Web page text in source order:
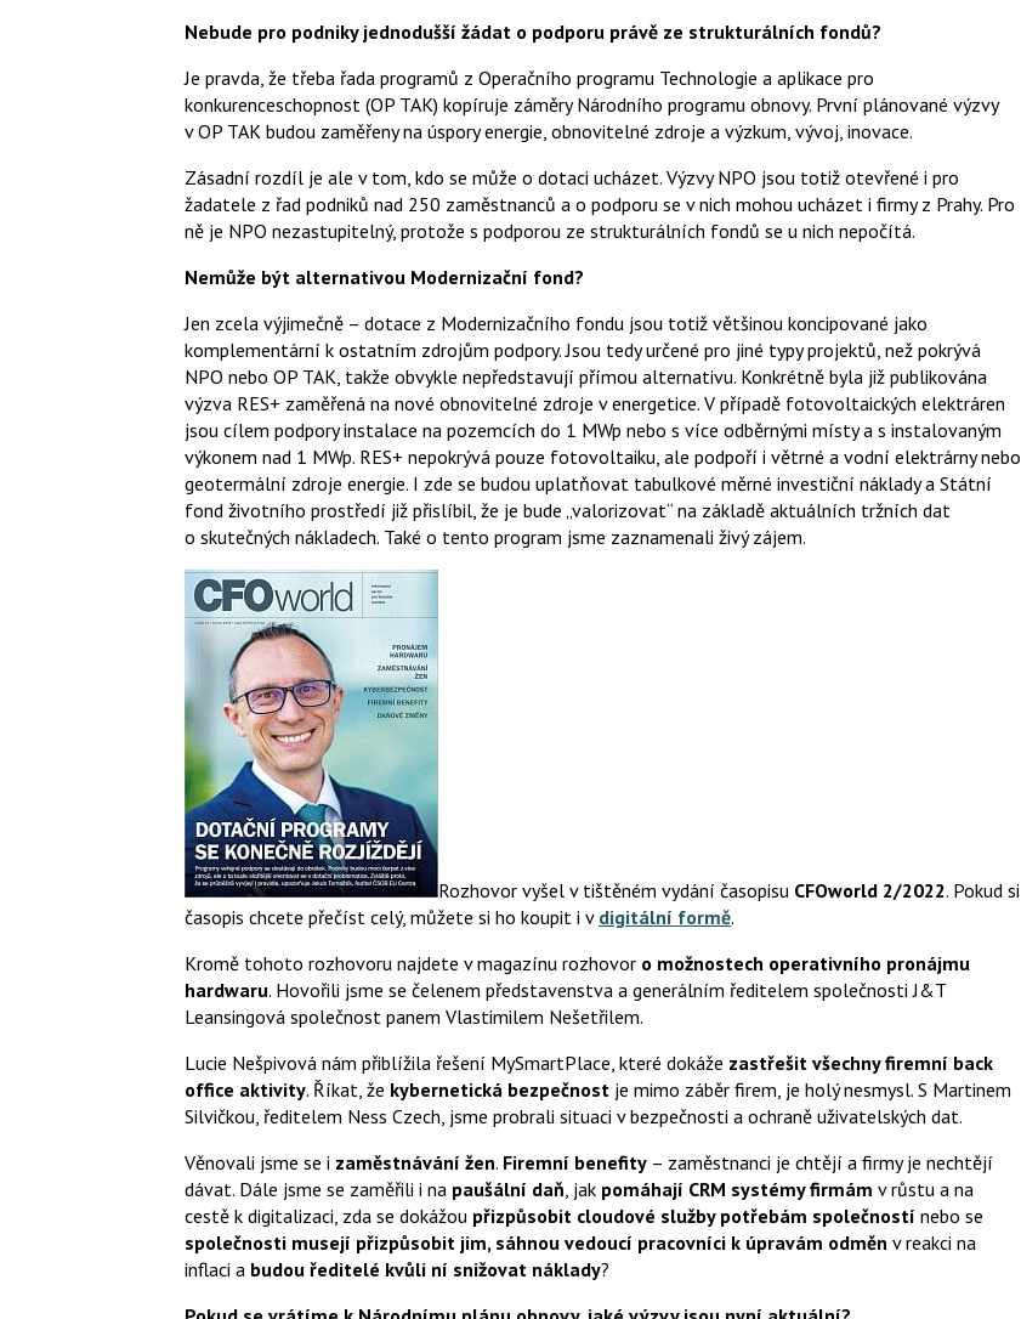
Nebude pro podniky jednodušší žádat o podporu právě ze strukturálních fondů?
Je pravda, že třeba řada programů z Operačního programu Technologie a aplikace pro
konkurenceschopnost (OP TAK) kopíruje záměry Národního programu obnovy. První plánované výzvy
v OP TAK budou zaměřeny na úspory energie, obnovitelné zdroje a výzkum, vývoj, inovace.
Zásadní rozdíl je ale v tom, kdo se může o dotaci ucházet. Výzvy NPO jsou totiž otevřené i pro
žadatele z řad podniků nad 250 zaměstnanců a o podporu se v nich mohou ucházet i firmy z Prahy. Pro
ně je NPO nezastupitelný, protože s podporou ze strukturálních fondů se u nich nepočítá.
Nemůže být alternativou Modernizační fond?
Jen zcela výjimečně – dotace z Modernizačního fondu jsou totiž většinou koncipované jako
komplementární k ostatním zdrojům podpory. Jsou tedy určené pro jiné typy projektů, než pokrývá
NPO nebo OP TAK, takže obvykle nepředstavují přímou alternativu. Konkrétně byla již publikována
výzva RES+ zaměřená na nové obnovitelné zdroje v energetice. V případě fotovoltaických elektráren
jsou cílem podpory instalace na pozemcích do 1 MWp nebo s více odběrnými místy a s instalovaným
výkonem nad 1 MWp. RES+ nepokrývá pouze fotovoltaiku, ale podpoří i větrné a vodní elektrárny nebo
geotermální zdroje energie. I zde se budou uplatňovat tabulkové měrné investiční náklady a Státní
fond životního prostředí již přislíbil, že je bude „valorizovat“ na základě aktuálních tržních dat
o skutečných nákladech. Také o tento program jsme zaznamenali živý zájem.
Rozhovor vyšel v tištěném vydání časopisu CFOworld 2/2022. Pokud si
časopis chcete přečíst celý, můžete si ho koupit i v digitální formě.
Kromě tohoto rozhovoru najdete v magazínu rozhovor o možnostech operativního pronájmu
hardwaru. Hovořili jsme se čelenem představenstva a generálním ředitelem společnosti J&T
Leansingová společnost panem Vlastimilem Nešetřilem.
Lucie Nešpivová nám přiblížila řešení MySmartPlace, které dokáže zastřešit všechny firemní back
office aktivity. Říkat, že kybernetická bezpečnost je mimo záběr firem, je holý nesmysl. S Martinem
Silvičkou, ředitelem Ness Czech, jsme probrali situaci v bezpečnosti a ochraně uživatelských dat.
Věnovali jsme se i zaměstnávání žen. Firemní benefity – zaměstnanci je chtějí a firmy je nechtějí
dávat. Dále jsme se zaměřili i na paušální daň, jak pomáhají CRM systémy firmám v růstu a na
cestě k digitalizaci, zda se dokážou přizpůsobit cloudové služby potřebám společností nebo se
společnosti musejí přizpůsobit jim, sáhnou vedoucí pracovníci k úpravám odměn v reakci na
inflaci a budou ředitelé kvůli ní snižovat náklady?